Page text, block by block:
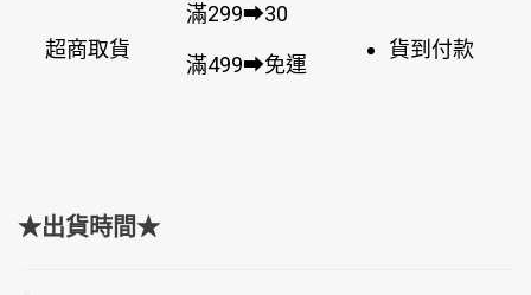
超商取貨
滿299➡30
滿499➡免運
貨到付款
★出貨時間★